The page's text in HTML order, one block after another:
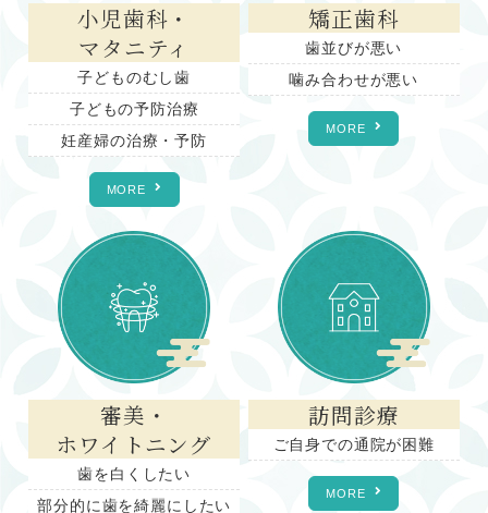
小児歯科・
マタニティ
子どものむし歯
子どもの予防治療
妊産婦の治療・予防
MORE
矯正歯科
歯並びが悪い
噛み合わせが悪い
MORE
審美・
ホワイトニング
歯を白くしたい
部分的に歯を綺麗にしたい
訪問診療
ご自身での通院が困難
MORE